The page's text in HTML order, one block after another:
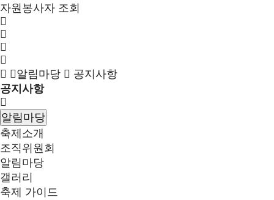
자원봉사자 조회
알림마당
공지사항
공지사항
알림마당
축제소개
조직위원회
알림마당
갤러리
축제 가이드